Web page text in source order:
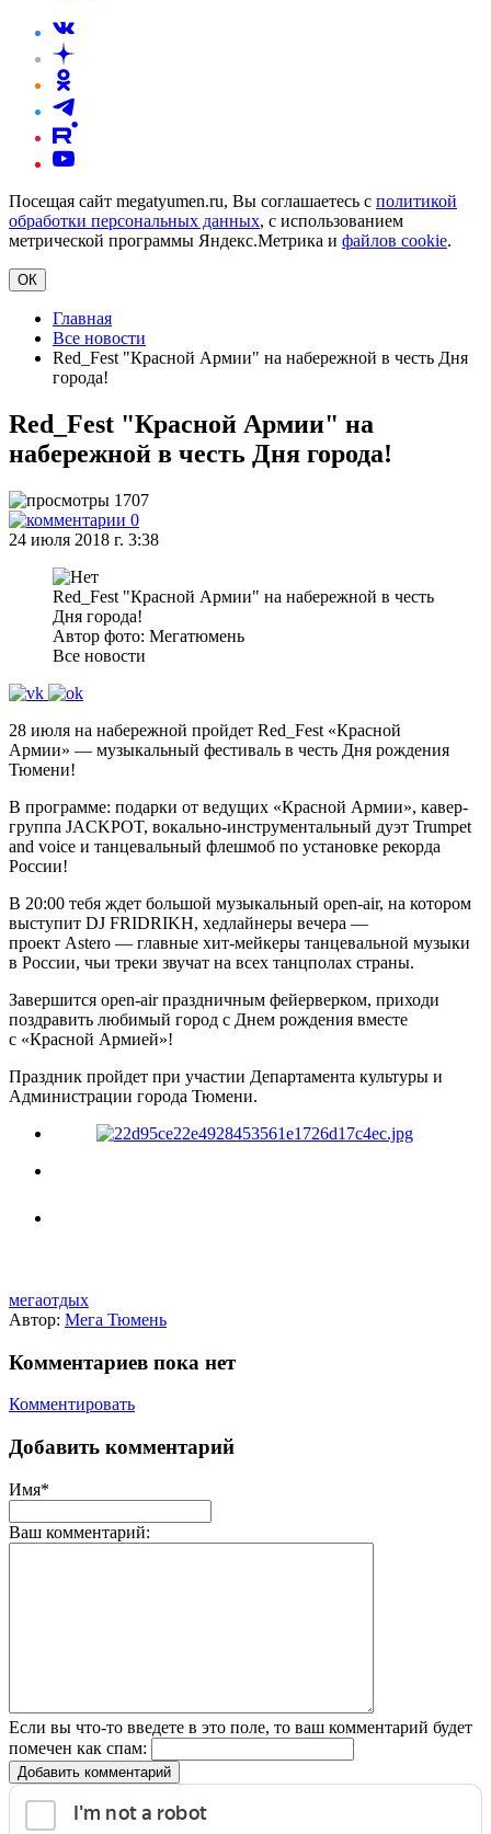
Посещая сайт megatyumen.ru, Вы соглашаетесь с политикой
обработки персональных данных, с использованием
метрической программы Яндекс.Метрика и файлов cookie.
ОК
Главная
Все новости
Red_Fest "Красной Армии" на набережной в честь Дня
города!
Red_Fest "Красной Армии" на
набережной в честь Дня города!
1707
0
24 июля 2018 г. 3:38
Red_Fest "Красной Армии" на набережной в честь
Дня города!
Автор фото: Мегатюмень
Все новости
28 июля на набережной пройдет Red_Fest «Красной
Армии» — музыкальный фестиваль в честь Дня рождения
Тюмени!
В программе: подарки от ведущих «Красной Армии», кавер-
группа JACKPOT, вокально-инструментальный дуэт Trumpet
and voice и танцевальный флешмоб по установке рекорда
России!
В 20:00 тебя ждет большой музыкальный open-air, на котором
выступит DJ FRIDRIKH, хедлайнеры вечера —
проект Astero — главные хит-мейкеры танцевальной музыки
в России, чьи треки звучат на всех танцполах страны.
Завершится open-air праздничным фейерверком, приходи
поздравить любимый город с Днем рождения вместе
с «Красной Армией»!
Праздник пройдет при участии Департамента культуры и
Администрации города Тюмени.
мегаотдых
Автор: Мега Тюмень
Комментариев пока нет
Комментировать
Добавить комментарий
Имя*
Ваш комментарий:
Если вы что-то введете в это поле, то ваш комментарий будет
помечен как спам:
Добавить комментарий